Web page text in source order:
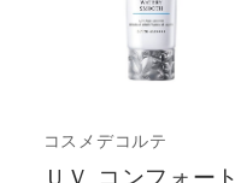
コスメデコルテ
ＵＶ コンフォート